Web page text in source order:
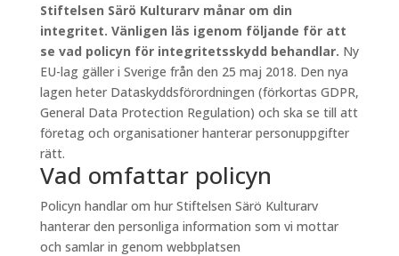
Stiftelsen Särö Kulturarv månar om din
integritet. Vänligen läs igenom följande för att
se vad policyn för integritetsskydd behandlar. Ny
EU-lag gäller i Sverige från den 25 maj 2018. Den nya
lagen heter Dataskyddsförordningen (förkortas GDPR,
General Data Protection Regulation) och ska se till att
företag och organisationer hanterar personuppgifter
rätt.
Vad omfattar policyn
Policyn handlar om hur Stiftelsen Särö Kulturarv
hanterar den personliga information som vi mottar
och samlar in genom webbplatsen